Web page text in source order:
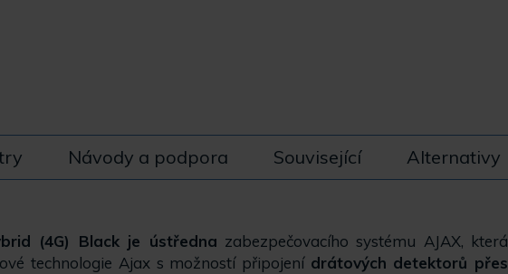
Návody a podpora Související Alternativy
(4G) Black je ústředna zabezpečovacího systému AJAX, která
technologie Ajax s možností připojení drátových detektorů přes